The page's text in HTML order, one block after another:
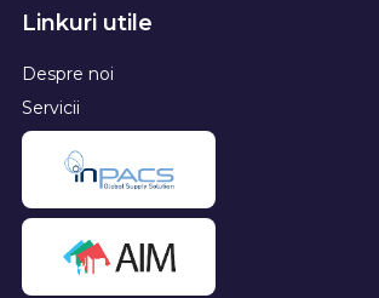
Linkuri utile
Despre noi
Servicii